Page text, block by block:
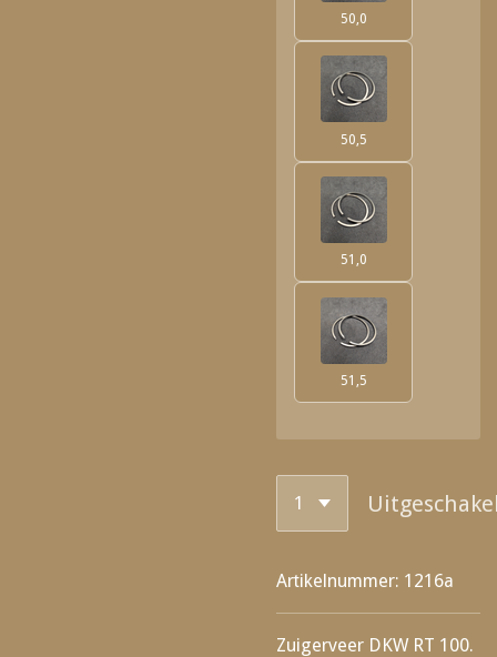
50,0
50,5
51,0
51,5
Artikelnummer: 1216a
Zuigerveer DKW RT 100.